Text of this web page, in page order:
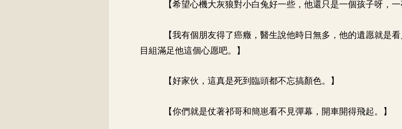
【希望心機大灰狼對小白兔好一些，他還只是一個孩子呀，一
【我有個朋友得了癌癥，醫生說他時日無多，他的遺愿就是
目組滿足他這個心愿吧。】
【好家伙，這真是死到臨頭都不忘搞顏色。】
【你們就是仗著祁哥和簡崽看不見彈幕，開車開得飛起。】